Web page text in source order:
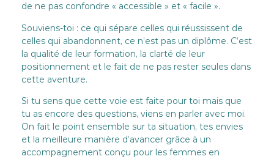
de ne pas confondre « accessible » et « facile ».
Souviens-toi : ce qui sépare celles qui réussissent de
celles qui abandonnent, ce n’est pas un diplôme. C’est
la qualité de leur formation, la clarté de leur
positionnement et le fait de ne pas rester seules dans
cette aventure.
Si tu sens que cette voie est faite pour toi mais que
tu as encore des questions, viens en parler avec moi.
On fait le point ensemble sur ta situation, tes envies
et la meilleure manière d’avancer grâce à un
accompagnement conçu pour les femmes en